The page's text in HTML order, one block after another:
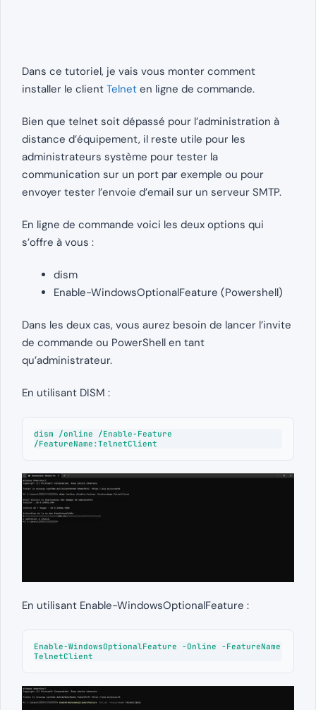
Dans ce tutoriel, je vais vous monter comment
installer le client Telnet en ligne de commande.
Bien que telnet soit dépassé pour l’administration à
distance d’équipement, il reste utile pour les
administrateurs système pour tester la
communication sur un port par exemple ou pour
envoyer tester l’envoie d’email sur un serveur SMTP.
En ligne de commande voici les deux options qui
s’offre à vous :
dism
Enable-WindowsOptionalFeature (Powershell)
Dans les deux cas, vous aurez besoin de lancer l’invite
de commande ou PowerShell en tant
qu’administrateur.
En utilisant DISM :
dism /online /Enable-Feature
/FeatureName:TelnetClient
En utilisant Enable-WindowsOptionalFeature :
Enable-WindowsOptionalFeature -Online -FeatureName
TelnetClient